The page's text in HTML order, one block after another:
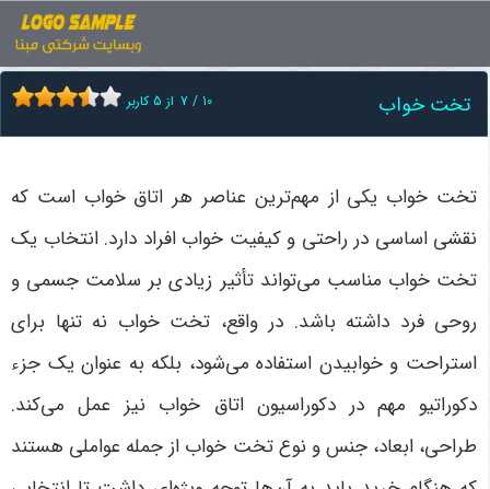
تخت خواب 7 / 10 از 5 کاربر
تخت خواب یکی از مهم‌ترین عناصر هر اتاق خواب است که
نقشی اساسی در راحتی و کیفیت خواب افراد دارد. انتخاب یک
تخت خواب مناسب می‌تواند تأثیر زیادی بر سلامت جسمی و
روحی فرد داشته باشد. در واقع، تخت خواب نه تنها برای
استراحت و خوابیدن استفاده می‌شود، بلکه به عنوان یک جزء
دکوراتیو مهم در دکوراسیون اتاق خواب نیز عمل می‌کند.
طراحی، ابعاد، جنس و نوع تخت خواب از جمله عواملی هستند